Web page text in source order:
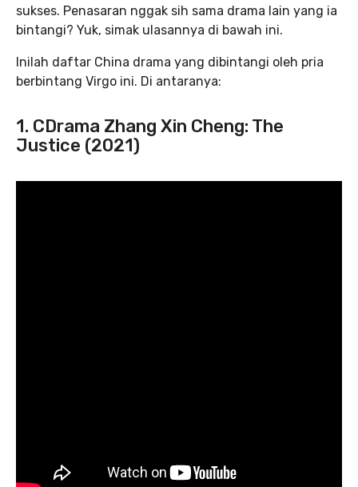
sukses. Penasaran nggak sih sama drama lain yang ia
bintangi? Yuk, simak ulasannya di bawah ini.
Inilah daftar China drama yang dibintangi oleh pria
berbintang Virgo ini. Di antaranya:
1. CDrama Zhang Xin Cheng: The
Justice (2021)